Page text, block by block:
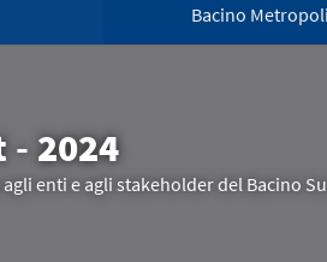
Bacino
- 2024
enti e agli stakeholder del Bacino